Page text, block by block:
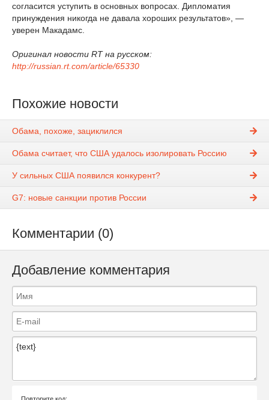
согласится уступить в основных вопросах. Дипломатия
принуждения никогда не давала хороших результатов», —
уверен Макадамс.
Оригинал новости RT на русском:
http://russian.rt.com/article/65330
Похожие новости
Обама, похоже, зациклился
Обама считает, что США удалось изолировать Россию
У сильных США появился конкурент?
G7: новые санкции против России
Комментарии (0)
Добавление комментария